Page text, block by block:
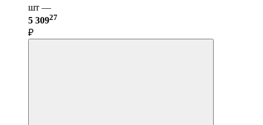
шт —
5 30927
₽